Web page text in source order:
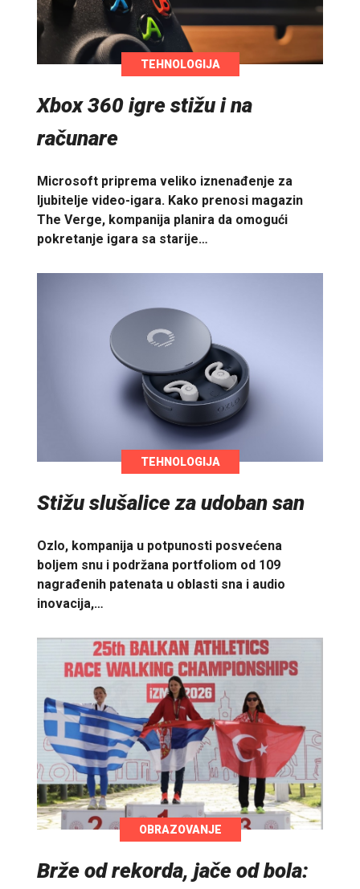
TEHNOLOGIJA
Xbox 360 igre stižu i na
računare
Microsoft priprema veliko iznenađenje za
ljubitelje video-igara. Kako prenosi magazin
The Verge, kompanija planira da omogući
pokretanje igara sa starije…
TEHNOLOGIJA
Stižu slušalice za udoban san
Ozlo, kompanija u potpunosti posvećena
boljem snu i podržana portfoliom od 109
nagrađenih patenata u oblasti sna i audio
inovacija,…
OBRAZOVANJE
Brže od rekorda, jače od bola: